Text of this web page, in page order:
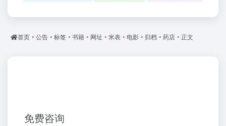
首页 • 公告 • 标签 • 书籍 • 网址 • 米表 • 电影 • 归档 • 药店 • 正文
免费咨询